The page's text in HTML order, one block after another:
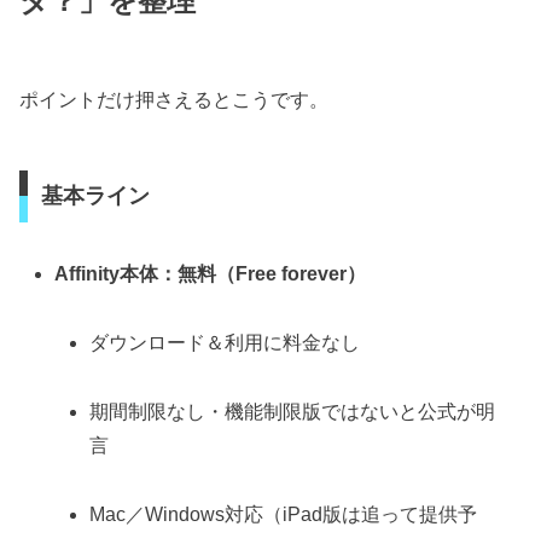
ポイントだけ押さえるとこうです。
基本ライン
Affinity本体：無料（Free forever）
ダウンロード＆利用に料金なし
期間制限なし・機能制限版ではないと公式が明
言
Mac／Windows対応（iPad版は追って提供予